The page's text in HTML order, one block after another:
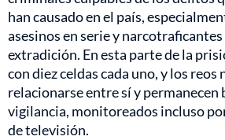
han causado en el país,
asesinos en serie y
extradición. En esta parte de la
con diez celdas cada uno, y los reos
relacionarse entre sí y permanecen
vigilancia, monitoreados incluso
de televisión.